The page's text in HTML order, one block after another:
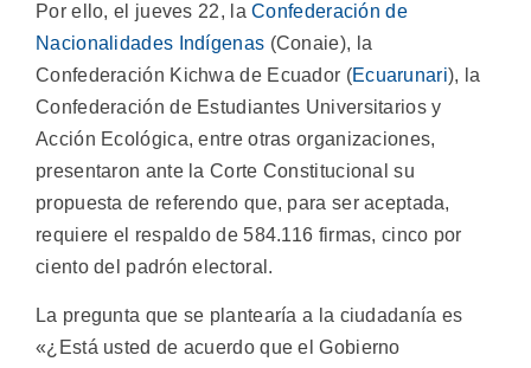
Por ello, el jueves 22, laConfederación de
Nacionalidades Indígenas (Conaie), la
Confederación Kichwa de Ecuador (Ecuarunari), la
Confederación de Estudiantes Universitarios y
Acción Ecológica, entre otras organizaciones,
presentaron ante la Corte Constitucional su
propuesta de referendo que, para ser aceptada,
requiere el respaldo de 584.116 firmas, cinco por
ciento del padrón electoral.
La pregunta que se plantearía a la ciudadanía es
«¿Está usted de acuerdo que el Gobierno